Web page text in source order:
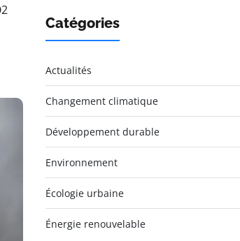
Catégories
Actualités
Changement climatique
Développement durable
Environnement
Écologie urbaine
Énergie renouvelable